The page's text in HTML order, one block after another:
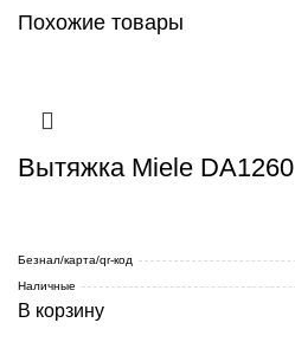
Похожие товары
Вытяжка Miele DA1260
Безнал/карта/qr-код
Наличные
В корзину